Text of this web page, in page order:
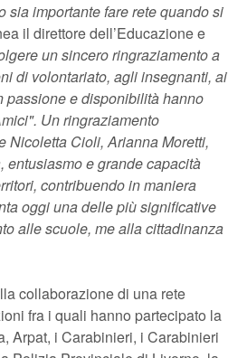
sia importante fare rete quando si
il direttore dell’Educazione e
un sincero ringraziamento a
di volontariato, agli insegnanti, ai
passione e disponibilità hanno
Un ringraziamento
Nicoletta Cioli, Arianna Moretti,
entusiasmo e grande capacità
contribuendo in maniera
oggi una delle più significative
alle scuole, me alla cittadinanza
collaborazione di una rete
fra i quali hanno partecipato la
Arpat, i Carabinieri, i Carabinieri